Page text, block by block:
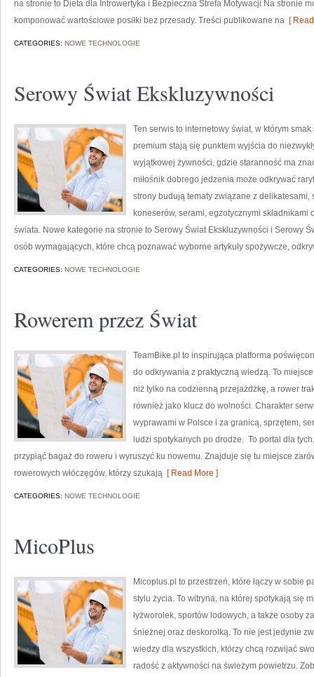
na stronie to Dieta dla Introwertyka i Bezpieczna Strefa Motywacji Na stronie
komponować wartościowe posiłki bez przesady. Treści publikowane na [
CATEGORIES: NOWE TECHNOLOGIE
Serowy Świat Ekskluzywności
Ten serwis to internetowy świat, w którym
premium stają się punktem wyjścia do
wyjątkowej żywności, gdzie staranność ma
miłośnik dobrego jedzenia może odkrywać
strony budują tematy związane z
koneserów, serami, egzotycznymi
świata. Nowe kategorie na stronie to Serowy Świat Ekskluzywności i Serowy
osób wymagających, które chcą poznawać wyborne artykuły spożywcze,
CATEGORIES: NOWE TECHNOLOGIE
Rowerem przez Świat
TeamBike.pl to inspirująca platforma
do odkrywania z praktyczną wiedzą. To
niż tylko na codzienną przejażdżkę, a rower
również jako klucz do wolności. Charakter
wyprawami w Polsce i za granicą, sprzętem,
ludzi spotykanych po drodze. To portal dla
przypiąć bagaż do roweru i wyruszyć ku nowemu. Znajduje się tu miejsce
rowerowych włóczęgów, którzy szukają [ Read More ]
CATEGORIES: NOWE TECHNOLOGIE
MicoPlus
Micoplus.pl to przestrzeń, które łączy w sobie
stylu życia. To witryna, na której spotykają się
łyżworolek, sportów lodowych, a także osoby
śnieżnej oraz deskorolką. To nie jest jedynie
wiedzy dla wszystkich, którzy chcą rozwijać
radość z aktywności na świeżym powietrzu.